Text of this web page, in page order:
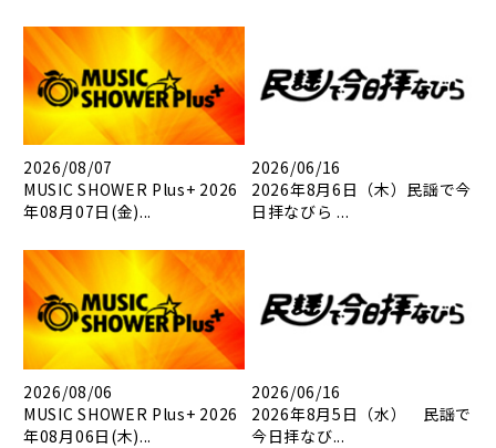
2026/08/07
MUSIC SHOWER Plus+ 2026
年08月07日(金)...
2026/06/16
2026年8月6日（木）民謡で今
日拝なびら ...
2026/08/06
MUSIC SHOWER Plus+ 2026
年08月06日(木)...
2026/06/16
2026年8月5日（水） 民謡で
今日拝なび...